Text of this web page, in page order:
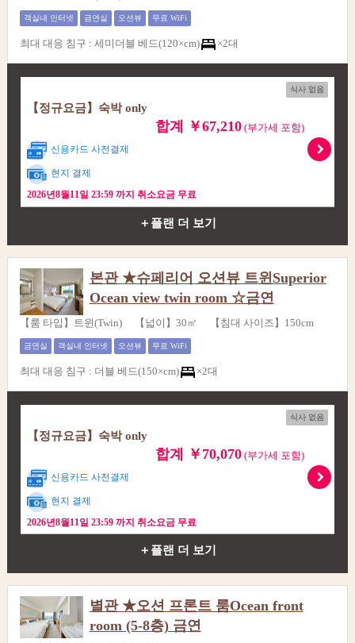
객실내 인터넷 금연실 오션뷰 무료 WiFi
최대 대응 침구 : 세미더블 베드(120×cm) ×2대
식사 없음
【정규요금】숙박 only
합계 ￥67,210(부가세 포함)
신용카드 사전결제
현지 결제
2026년8월11일 23:59 까지 취소요금 무료
＋플랜 더 보기
본관 ★슈페리어 오션뷰 트윈Superior
Ocean view twin room ☆금연
【룸 타입】트윈(Twin) 【넓이】30㎡ 【침대 사이즈】150cm
금연실 객실내 인터넷 오션뷰 무료 WiFi
최대 대응 침구 : 더블 베드(150×cm) ×2대
식사 없음
【정규요금】숙박 only
합계 ￥70,070(부가세 포함)
신용카드 사전결제
현지 결제
2026년8월11일 23:59 까지 취소요금 무료
＋플랜 더 보기
별관 ★오션 프론트 룸Ocean front
room (5-8층) 금연